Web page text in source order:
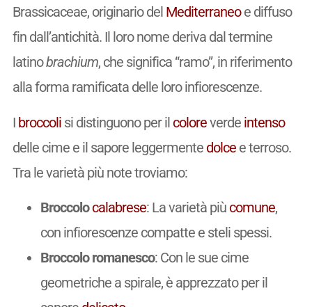
Brassicaceae, originario del Mediterraneoe diffuso
fin dall’antichità. Il loro nome deriva dal termine
latinobrachium, che significa “ramo”, in riferimento
alla forma ramificata delle loro infiorescenze.
I broccolisi distinguono per il coloreverde intenso
delle cime e il sapore leggermente dolcee terroso.
Tra le varietà più note troviamo:
Broccolocalabrese: La varietà più comune,
con infiorescenze compatte e steli spessi.
Broccolo romanesco: Con le sue cime
geometriche a spirale, è apprezzato per il